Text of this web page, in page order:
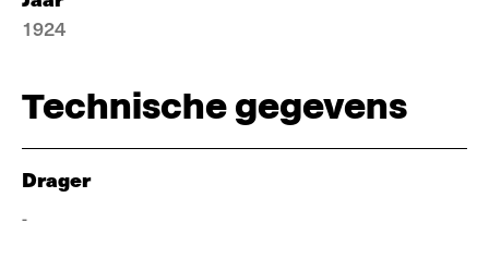
1924
Technische gegevens
Drager
-